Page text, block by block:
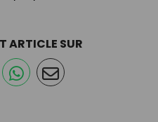
ARTICLE SUR